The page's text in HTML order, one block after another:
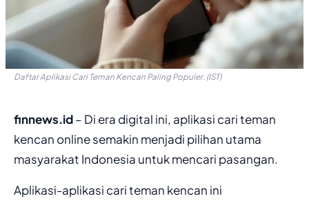
Daftar Aplikasi Cari Teman Kencan Paling Populer. (IST)
finnews.id– Di era digital ini, aplikasi cari teman
kencan online semakin menjadi pilihan utama
masyarakat Indonesia untuk mencari pasangan.
Aplikasi-aplikasi cari teman kencan ini